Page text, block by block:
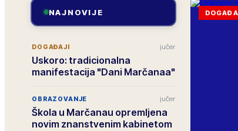
NAJNOVIJE
DOGAĐAJI jučer
Uskoro: tradicionalna
manifestacija "Dani Marčanaa"
OBRAZOVANJE jučer
Škola u Marčanau opremljena
novim znanstvenim kabinetom